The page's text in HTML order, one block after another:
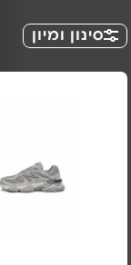
סינון ומיון